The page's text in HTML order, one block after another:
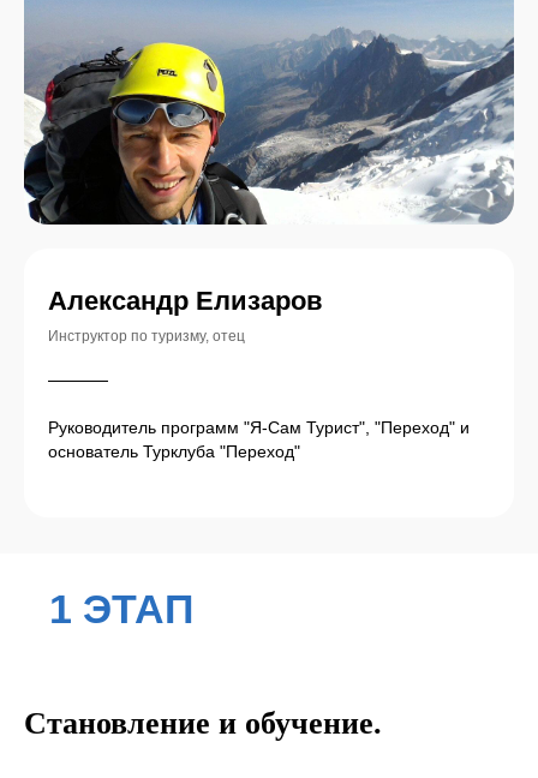
Александр Елизаров
Инструктор по туризму, отец
Руководитель программ "Я-Сам Турист", "Переход" и
основатель Турклуба "Переход"
Становление и обучение.
ОРГАНИЗАЦИОННЫЕ
ДЕТАЛИ
ОТВЕТЫ НА
ЧАСТЫЕ